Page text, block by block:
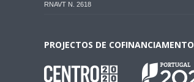
RNAVT N. 2618
PROJECTOS DE COFINANCIAMENTO